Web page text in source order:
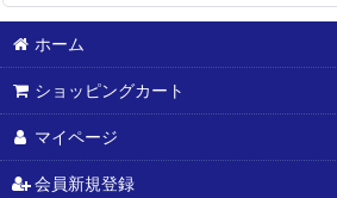
ホーム
ショッピングカート
マイページ
会員新規登録